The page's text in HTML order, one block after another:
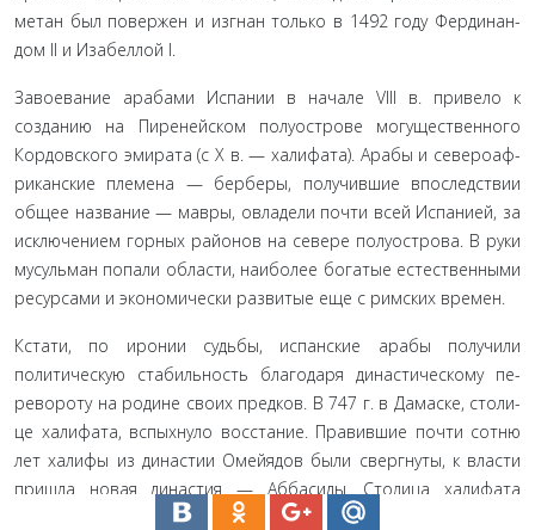
метан был повержен и изгнан только в 1492 году Фердинан­
дом II и Изабеллой I.
Завоевание арабами Испании в начале VIII в. привело к
созданию на Пиренейском полуострове могущественного
Кордовского эмирата (с X в. — халифата). Арабы и североаф­
риканские племена — берберы, получившие впоследствии
общее название — мавры, овладели почти всей Испанией, за
исключением горных районов на севере полуострова. В руки
мусульман попали области, наиболее богатые естественными
ресурсами и экономически развитые еще с римских времен.
Кстати, по иронии судьбы, испанские арабы получили
политическую стабильность благодаря династическому пе­
ревороту на родине своих предков. В 747 г. в Дамаске, столи­
це халифата, вспыхнуло восстание. Правившие почти сотню
лет халифы из династии Омейядов были свергнуты, к власти
пришла новая династия — Аббасиды. Столица халифата
переместилась в Багдад. Но одному из Омейядов удалось